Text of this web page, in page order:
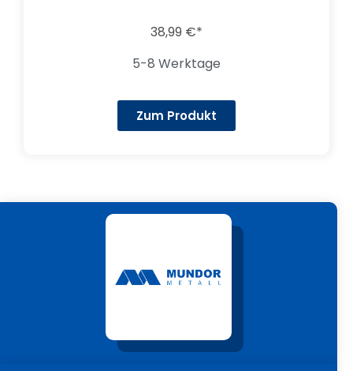
38,99 €
5-8 Werktage
Zum Produkt